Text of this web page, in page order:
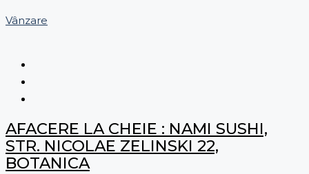
Vânzare
AFACERE LA CHEIE : NAMI SUSHI,
STR. NICOLAE ZELINSKI 22,
BOTANICA